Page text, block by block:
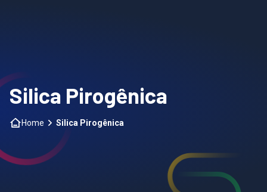
Segmentos
Silica Pirogênica
Home Silica Pirogênica